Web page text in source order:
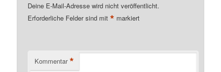
Deine E-Mail-Adresse wird nicht veröffentlicht.
Erforderliche Felder sind mit* markiert
Kommentar *